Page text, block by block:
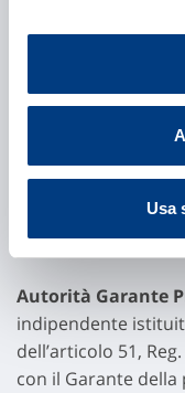
Usa
grafometrica).
Dati relativi alla
salute fisica o
la prestazione di
rivelano
Autorità Garante
indipendente
dell’articolo 51,
con il Garante